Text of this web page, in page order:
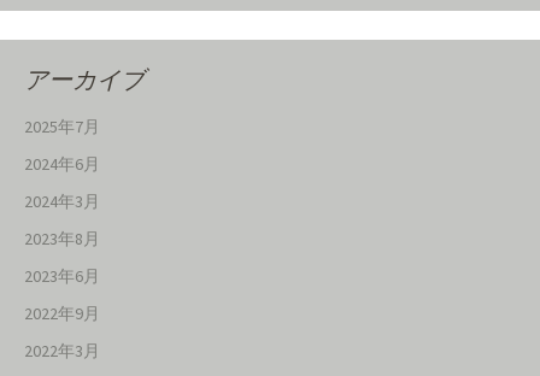
アーカイブ
2025年7月
2024年6月
2024年3月
2023年8月
2023年6月
2022年9月
2022年3月